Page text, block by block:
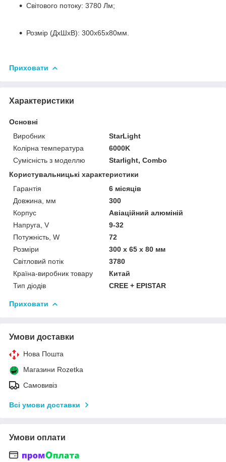
Світового потоку: 3780 Лм;
Розмір (ДхШхВ): 300x65x80мм.
Приховати
Характеристики
Основні
Виробник
StarLight
Колірна температура
6000K
Сумісність з моделлю
Starlight, Combo
Користувальницькі характеристики
Гарантія
6 місяців
Довжина, мм
300
Корпус
Авіаційний алюміній
Напруга, V
9-32
Потужність, W
72
Розміри
300 х 65 х 80 мм
Світловий потік
3780
Країна-виробник товару
Китай
Тип діодів
CREE + EPISTAR
Приховати
Умови доставки
Нова Пошта
Магазини Rozetka
Самовивіз
Всі умови доставки
Умови оплати